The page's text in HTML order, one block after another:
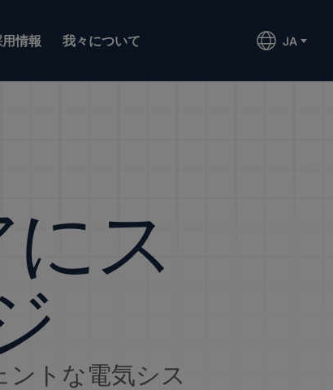
情報 我々について JA
ス
トな電気シス